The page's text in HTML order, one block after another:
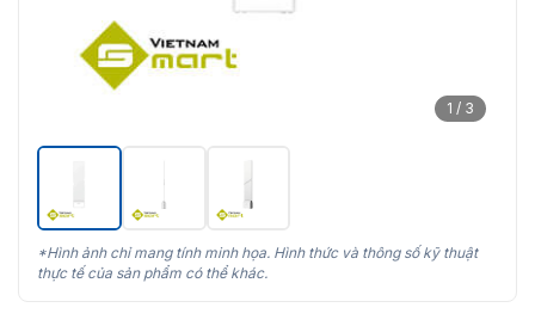
1 / 3
*Hình ảnh chỉ mang tính minh họa. Hình thức và thông số kỹ thuật
thực tế của sản phẩm có thể khác.